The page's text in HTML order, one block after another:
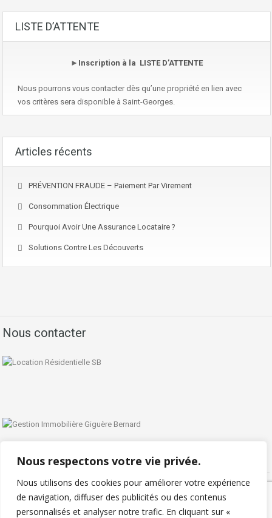
Nous respectons votre vie privée.
Nous utilisons des cookies pour améliorer votre expérience
de navigation, diffuser des publicités ou des contenus
personnalisés et analyser notre trafic. En cliquant sur «
LISTE D’ATTENTE
► Inscription à la LISTE D’ATTENTE
Nous pourrons vous contacter dès qu’une propriété en lien avec
vos critères sera disponible à Saint-Georges.
Articles récents
PRÉVENTION FRAUDE – Paiement Par Virement
Consommation Électrique
Pourquoi Avoir Une Assurance Locataire ?
Solutions Contre Les Découverts
Nous contacter
Politique de confidentialité
Copyright © 2026 - Locationresidentielle.com - Tous droits réservés